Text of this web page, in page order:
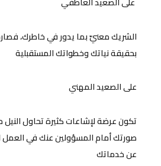
الشريك معنيّ بما يدور في خاطرك،
بحقيقة نياتك وخطواتك المستقبلية
على الصعيد المهني
تكون عرضة لإشاعات كثيرة تحاول
صورتك أمام المسؤولين عنك في العمل
عن خدماتك